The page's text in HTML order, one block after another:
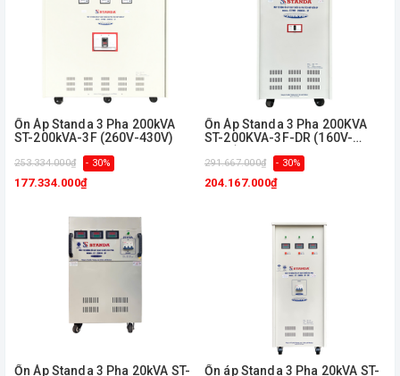
Ổn Áp Standa 3 Pha 200kVA
ST-200kVA-3F (260V-430V)
253.334.000₫ - 30%
177.334.000₫
Ổn Áp Standa 3 Pha 200KVA
ST-200KVA-3F-DR (160V-
291.667.000₫ - 30%
204.167.000₫
Ổn Áp Standa 3 Pha 20kVA ST- Ổn áp Standa 3 Pha 20kVA ST-